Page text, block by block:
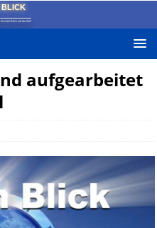
BLICK
Blick auf die Zeit!
aufgearbeitet